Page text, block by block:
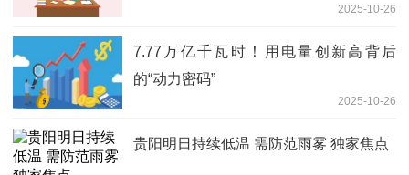
2025-10-26
7.77万亿千瓦时！用电量创新高背后
的“动力密码”
2025-10-26
贵阳明日持续低温 需防范雨雾 独家焦点